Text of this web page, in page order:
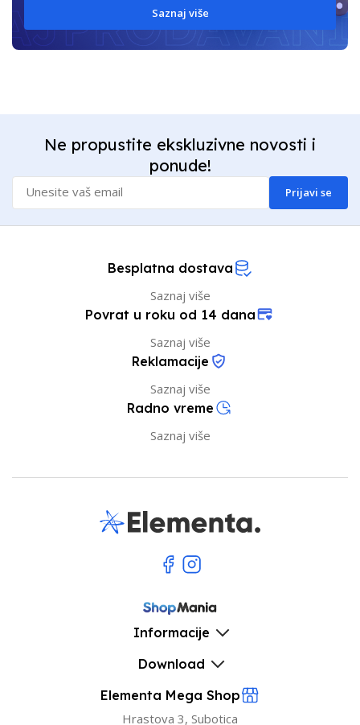
Saznaj više
Ne propustite ekskluzivne novosti i
ponude!
Prijavi se
Besplatna dostava
Saznaj više
Povrat u roku od 14 dana
Saznaj više
Reklamacije
Saznaj više
Radno vreme
Saznaj više
Informacije
Download
Elementa Mega Shop
Hrastova 3, Subotica